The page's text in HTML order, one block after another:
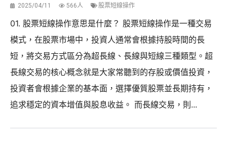
2025/04/11 566人 股票短線操作
01. 股票短線操作意思是什麼？ 股票短線操作是一種交易
模式，在股票市場中，投資人通常會根據持股時間的長
短，將交易方式區分為超長線、長線與短線三種類型。超
長線交易的核心概念就是大家常聽到的存股或價值投資，
投資者會根據企業的基本面，選擇優質股票並長期持有，
追求穩定的資本增值與股息收益。 而長線交易，則...